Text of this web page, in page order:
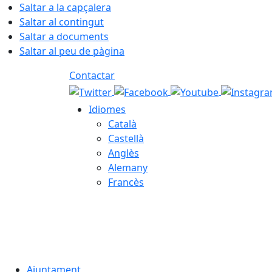
Saltar a la capçalera
Saltar al contingut
Saltar a documents
Saltar al peu de pàgina
Contactar
Idiomes
Català
Castellà
Anglès
Alemany
Francès